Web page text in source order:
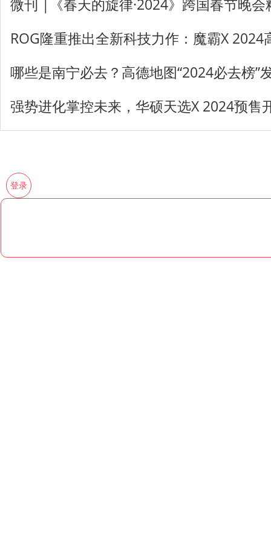
微刊 |《春天的旋律·2024》跨国春节晚会
ROG隆重推出全新科技力作：魔霸X 2024
哪些是南宁必去？高德地图“2024必去榜”
强势进化掌控未来，华硕天选X 2024预售
登录